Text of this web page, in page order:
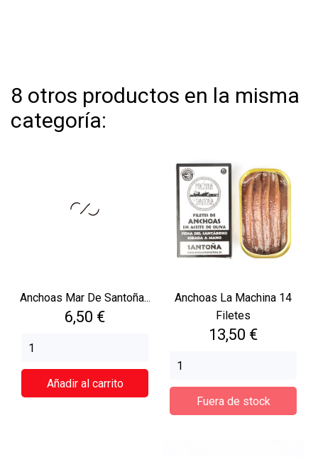
8 otros productos en la misma
categoría:
Anchoas Mar De Santoña...
Precio
6,50 €
Añadir al carrito
Anchoas La Machina 14
Filetes
Precio
13,50 €
Fuera de stock